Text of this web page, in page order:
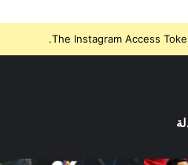
The Instagram Access